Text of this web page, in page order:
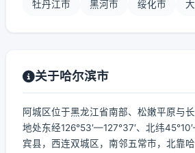
牡丹江市 黑河市 绥化市
关于哈尔滨市
阿城区位于黑龙江省南部、松嫩平原与
地处东经126°53′—127°37′、北纬
宾县，西连双城区，南邻五常市，北靠